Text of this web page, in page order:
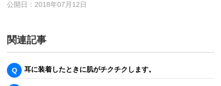
公開日：2018年07月12日
関連記事
耳に装着したときに肌がチクチクします。